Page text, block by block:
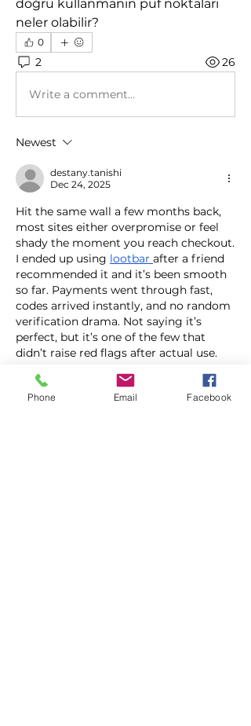
doğru kullanmanın püf noktaları
neler olabilir?
0
2 26
Write a comment...
Newest
destany.tanishi
Dec 24, 2025
Hit the same wall a few months back,
most sites either overpromise or feel
shady the moment you reach checkout.
I ended up using lootbar after a friend
recommended it and it’s been smooth
so far. Payments went through fast,
codes arrived instantly, and no random
verification drama. Not saying it’s
perfect, but it’s one of the few that
didn’t raise red flags after actual use.
Like
Phone Email Facebook